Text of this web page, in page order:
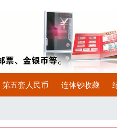
第五套人民币 连体钞收藏